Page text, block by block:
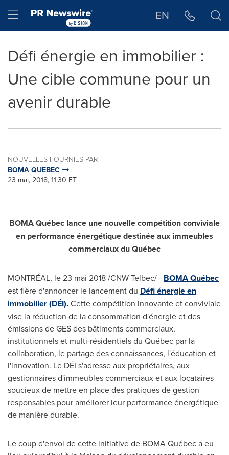
Hamburger menu EN
Défi énergie en immobilier :
Une cible commune pour un
avenir durable
NOUVELLES FOURNIES PAR
BOMA QUEBEC
23 mai, 2018, 11:30 ET
BOMA Québec lance une nouvelle compétition conviviale
en performance énergétique destinée aux immeubles
commerciaux du Québec
MONTRÉAL, le 23 mai 2018 /CNW Telbec/ - BOMA Québec
est fière d'annoncer le lancement du Défi énergie en
immobilier (DÉI).Cette compétition innovante et conviviale
vise la réduction de la consommation d'énergie et des
émissions de GES des bâtiments commerciaux,
institutionnels et multi-résidentiels du Québec par la
collaboration, le partage des connaissances, l'éducation et
l'innovation. Le DÉI s'adresse aux propriétaires, aux
gestionnaires d'immeubles commerciaux et aux locataires
soucieux de mettre en place des pratiques de gestion
responsables pour améliorer leur performance énergétique
de manière durable.
Le coup d'envoi de cette initiative de BOMA Québec a eu